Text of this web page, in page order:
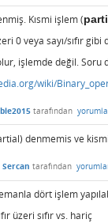
Kısmi işlem (
0 veya sayı/sıfır
işlemde değil. Soru
wiki/
tarafından
denmemis ve
Sercan tarafından
dört işlem
üzeri sıfır vs. hariç